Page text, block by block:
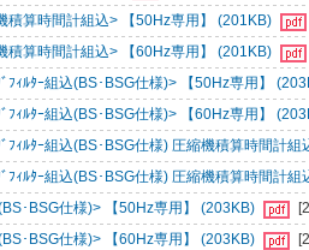
積算時間計組込> 【50Hz専用】 (201KB)
積算時間計組込> 【60Hz専用】 (201KB)
ﾌｨﾙﾀｰ組込(BS･BSG仕様)> 【50Hz専用】
ﾌｨﾙﾀｰ組込(BS･BSG仕様)> 【60Hz専用】
ﾌｨﾙﾀｰ組込(BS･BSG仕様) 圧縮機積算時間計
ﾌｨﾙﾀｰ組込(BS･BSG仕様) 圧縮機積算時間計
･BSG仕様)> 【50Hz専用】 (203KB)
･BSG仕様)> 【60Hz専用】 (203KB)